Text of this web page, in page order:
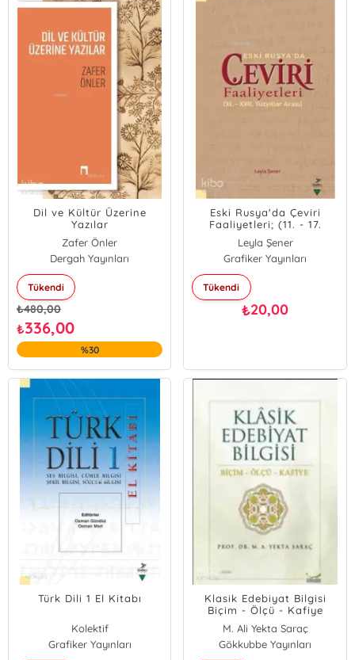
Dil ve Kültür Üzerine
Yazılar
Zafer Önler
Dergah Yayınları
Tükendi
₺480,00
₺336,00
%30
Eski Rusya'da Çeviri
Faaliyetleri; (11. - 17.
Yüzyıllar Arası)
Leyla Şener
Grafiker Yayınları
Tükendi
₺20,00
Türk Dili 1 El Kitabı
Kolektif
Grafiker Yayınları
Klasik Edebiyat Bilgisi
Biçim - Ölçü - Kafiye
M. Ali Yekta Saraç
Gökkubbe Yayınları